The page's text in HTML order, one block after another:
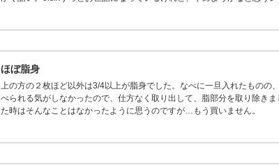
ほぼ脂身
上の方の２枚ほど以外は3/4以上が脂身でした。なべに一旦入れたものの
べられる気がしなかったので、仕方なく取り出して、脂部分を取り除きま
た時はそんなことはなかったように思うのですが…もう買いません。